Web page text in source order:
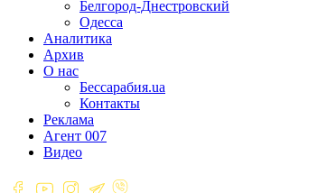
Белгород-Днестровский
Одесса
Аналитика
Архив
О нас
Бессарабия.ua
Контакты
Реклама
Агент 007
Видео